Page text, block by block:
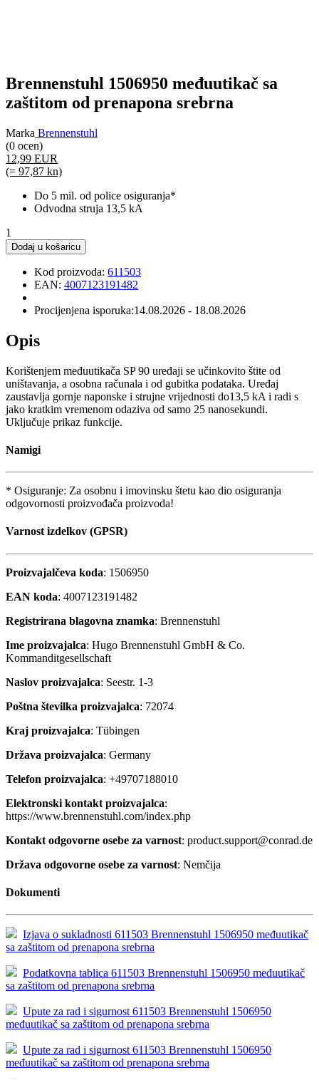
Brennenstuhl 1506950 međuutikač sa
zaštitom od prenapona srebrna
Marka Brennenstuhl
(0 ocen)
12,99 EUR
(= 97,87 kn)
Do 5 mil. od police osiguranja*
Odvodna struja 13,5 kA
1
Dodaj u košaricu
Kod proizvoda: 611503
EAN: 4007123191482
Procijenjena isporuka:14.08.2026 - 18.08.2026
Opis
Korištenjem međuutikača SP 90 uređaji se učinkovito štite od
uništavanja, a osobna računala i od gubitka podataka. Uređaj
zaustavlja gornje naponske i strujne vrijednosti do13,5 kA i radi s
jako kratkim vremenom odaziva od samo 25 nanosekundi.
Uključuje prikaz funkcije.
Namigi
* Osiguranje: Za osobnu i imovinsku štetu kao dio osiguranja
odgovornosti proizvođača proizvoda!
Varnost izdelkov (GPSR)
Proizvajalčeva koda: 1506950
EAN koda: 4007123191482
Registrirana blagovna znamka: Brennenstuhl
Ime proizvajalca: Hugo Brennenstuhl GmbH & Co.
Kommanditgesellschaft
Naslov proizvajalca: Seestr. 1-3
Poštna številka proizvajalca: 72074
Kraj proizvajalca: Tübingen
Država proizvajalca: Germany
Telefon proizvajalca: +49707188010
Elektronski kontakt proizvajalca:
https://www.brennenstuhl.com/index.php
Kontakt odgovorne osebe za varnost: product.support@conrad.de
Država odgovorne osebe za varnost: Nemčija
Dokumenti
Izjava o sukladnosti 611503 Brennenstuhl 1506950 međuutikač
sa zaštitom od prenapona srebrna
Podatkovna tablica 611503 Brennenstuhl 1506950 međuutikač
sa zaštitom od prenapona srebrna
Upute za rad i sigurnost 611503 Brennenstuhl 1506950
međuutikač sa zaštitom od prenapona srebrna
Upute za rad i sigurnost 611503 Brennenstuhl 1506950
međuutikač sa zaštitom od prenapona srebrna